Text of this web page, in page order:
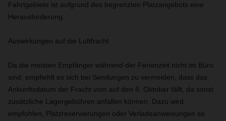
Fahrtgebiete ist aufgrund des begrenzten Platzangebots eine
Herausforderung.
Auswirkungen auf die Luftfracht
Da die meisten Empfänger während der Ferienzeit nicht im Büro
sind, empfiehlt es sich bei Sendungen zu vermeiden, dass das
Ankunftsdatum der Fracht vom auf den 8. Oktober fällt, da sonst
zusätzliche Lagergebühren anfallen können. Dazu wird
empfohlen, Platzreservierungen oder Verladeanweisungen so